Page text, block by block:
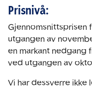
Prisnivå:
Gjennomsnittsprisen
utgangen av
en markant nedgang
ved utgangen av
Vi har dessverre ikke